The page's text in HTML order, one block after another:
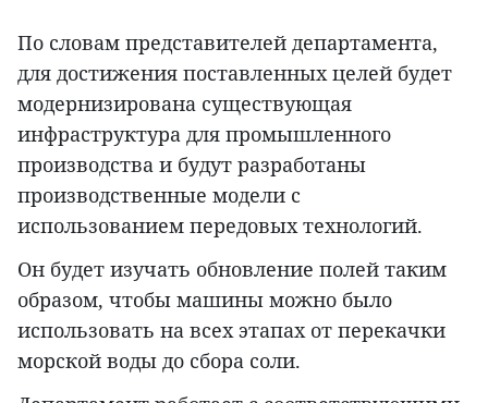
По словам представителей департамента,
для достижения поставленных целей будет
модернизирована существующая
инфраструктура для промышленного
производства и будут разработаны
производственные модели с
использованием передовых технологий.
Он будет изучать обновление полей таким
образом, чтобы машины можно было
использовать на всех этапах от перекачки
морской воды до сбора соли.